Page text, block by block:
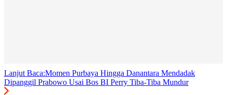
Lanjut Baca:Momen Purbaya Hingga Danantara Mendadak
Dipanggil Prabowo Usai Bos BI Perry Tiba-Tiba Mundur